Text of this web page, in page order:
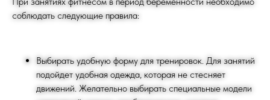
соблюдать следующие правила:
Выбирать удобную форму для тренировок. Для занятий
подойдет удобная одежда, которая не стесняет
движений. Желательно выбирать специальные модели